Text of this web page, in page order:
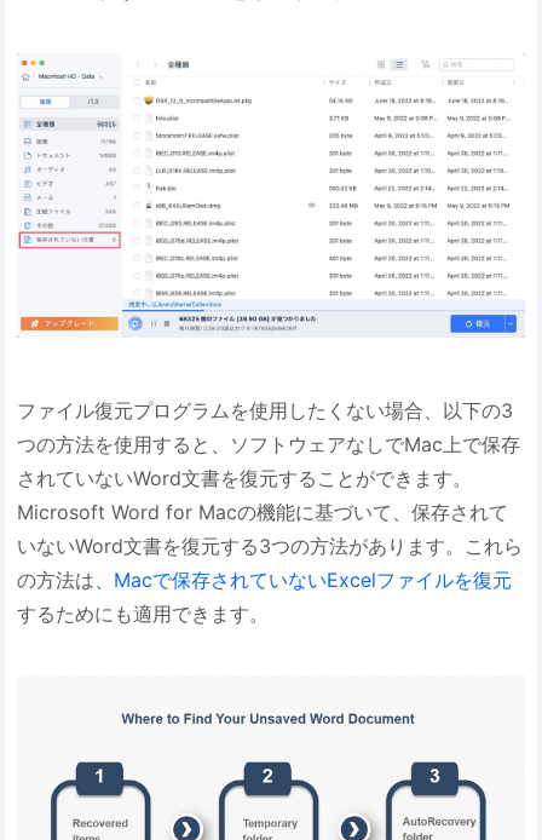
ファイル復元プログラムを使用したくない場合、以下の3
つの方法を使用すると、ソフトウェアなしでMac上で保存
されていないWord文書を復元することができます。
Microsoft Word for Macの機能に基づいて、保存されて
いないWord文書を復元する3つの方法があります。これら
の方法は、 Macで保存されていないExcelファイルを復元
するためにも適用できます。